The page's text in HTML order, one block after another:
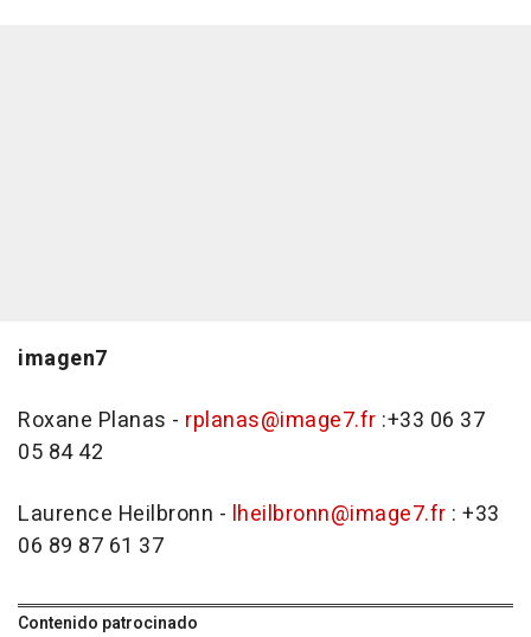
imagen7
Roxane Planas - rplanas@image7.fr :+33 06 37
05 84 42
Laurence Heilbronn - lheilbronn@image7.fr : +33
06 89 87 61 37
Contenido patrocinado